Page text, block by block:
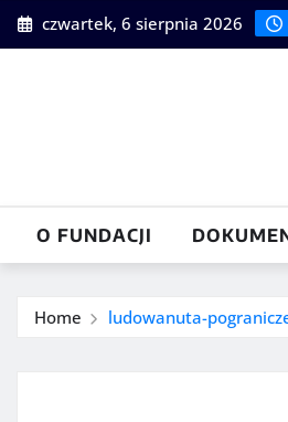
Skip
to
czwartek, 6 sierpnia 2026
O FUNDACJI
Home ludowanuta-